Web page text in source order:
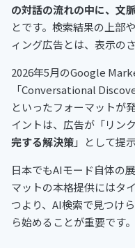
の対話の流れの中に、文
とです。検索結果の上部
ィング広告とは、表示の
2026年5月のGoogle
「Conversational
といったフォーマットが
イントは、広告が「リン
完する解決策」として提
日本でもAIモード自体の
マットの本格提供にはタ
つより、AI検索で見つけ
ら始めることが重要です。